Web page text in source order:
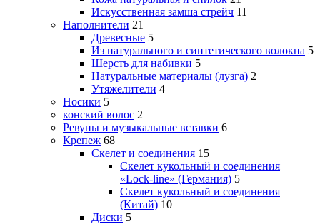
Искусственная замша стрейч 11
Наполнители 21
Древесные 5
Из натурального и синтетического волокна 5
Шерсть для набивки 5
Натуральные материалы (лузга) 2
Утяжелители 4
Носики 5
конский волос 2
Ревуны и музыкальные вставки 6
Крепеж 68
Скелет и соединения 15
Скелет кукольный и соединения
«Lock-line» (Германия) 5
Скелет кукольный и соединения
(Китай) 10
Диски 5